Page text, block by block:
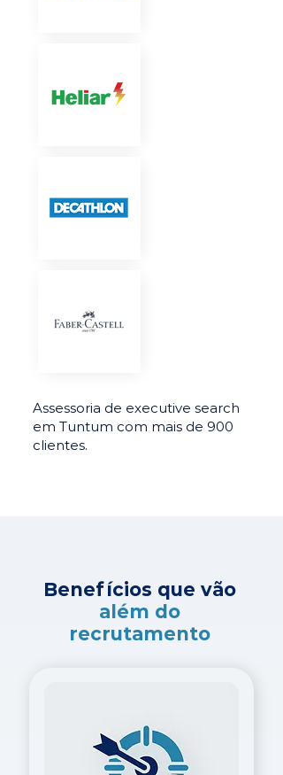
Assessoria de executive search
em Tuntum com mais de 900
clientes.
Benefícios que vão
além do
recrutamento